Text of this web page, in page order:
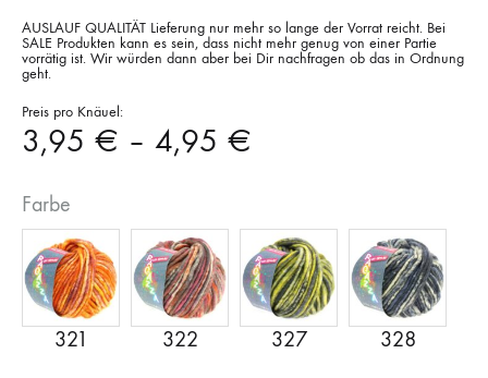
AUSLAUF QUALITÄT Lieferung nur mehr so lange der Vorrat reicht. Bei
SALE Produkten kann es sein, dass nicht mehr genug von einer Partie
vorrätig ist. Wir würden dann aber bei Dir nachfragen ob das in Ordnung
geht.
Preis pro Knäuel:
3,95 € – 4,95 €
Farbe